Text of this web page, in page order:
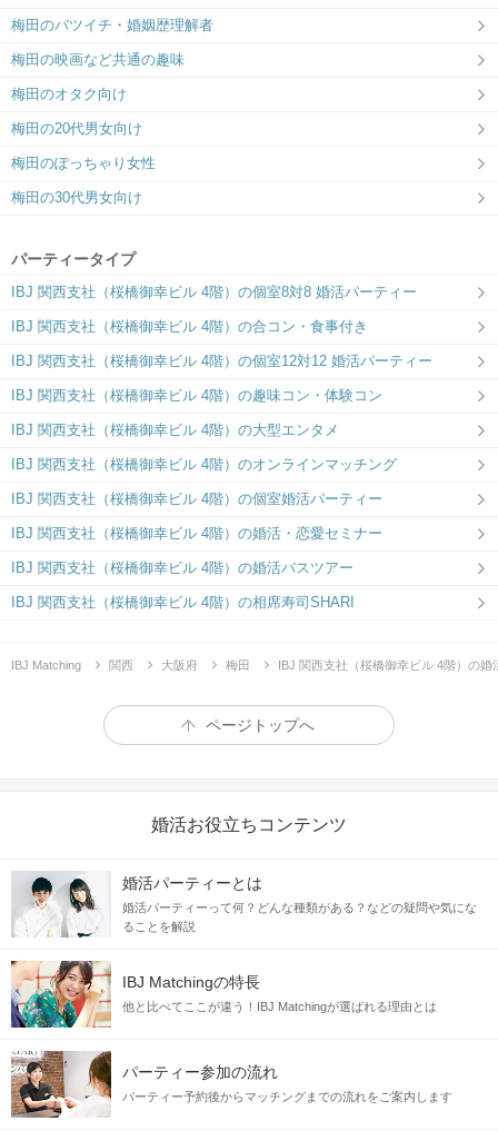
梅田のバツイチ・婚姻歴理解者
梅田の映画など共通の趣味
梅田のオタク向け
梅田の20代男女向け
梅田のぽっちゃり女性
梅田の30代男女向け
パーティータイプ
IBJ 関西支社（桜橋御幸ビル 4階）の個室8対8 婚活パーティー
IBJ 関西支社（桜橋御幸ビル 4階）の合コン・食事付き
IBJ 関西支社（桜橋御幸ビル 4階）の個室12対12 婚活パーティー
IBJ 関西支社（桜橋御幸ビル 4階）の趣味コン・体験コン
IBJ 関西支社（桜橋御幸ビル 4階）の大型エンタメ
IBJ 関西支社（桜橋御幸ビル 4階）のオンラインマッチング
IBJ 関西支社（桜橋御幸ビル 4階）の個室婚活パーティー
IBJ 関西支社（桜橋御幸ビル 4階）の婚活・恋愛セミナー
IBJ 関西支社（桜橋御幸ビル 4階）の婚活バスツアー
IBJ 関西支社（桜橋御幸ビル 4階）の相席寿司SHARI
IBJ Matching 関西 大阪府 梅田 IBJ 関西支社（桜橋御幸ビル 4階）の婚
ページトップへ
婚活お役立ちコンテンツ
婚活パーティーとは
婚活パーティーって何？どんな種類がある？などの疑問や気にな
ることを解説
IBJ Matchingの特長
他と比べてここが違う！IBJ Matchingが選ばれる理由とは
パーティー参加の流れ
パーティー予約後からマッチングまでの流れをご案内します